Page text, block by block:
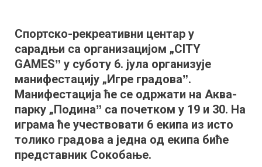
Спортско-рекреативни центар у
сарадњи са организацијом „CITY
GAMESˮ у суботу 6. јула организује
манифестацију „Игре градоваˮ.
Манифестација ће се одржати на Аква-
парку „Подинаˮ са почетком у 19 и 30. На
играма ће учествовати 6 екипа из исто
толико градова а једна од екипа биће
представник Сокобање.